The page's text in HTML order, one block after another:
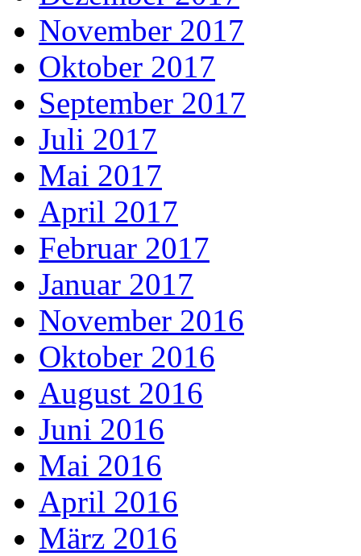
November 2017
Oktober 2017
September 2017
Juli 2017
Mai 2017
April 2017
Februar 2017
Januar 2017
November 2016
Oktober 2016
August 2016
Juni 2016
Mai 2016
April 2016
März 2016